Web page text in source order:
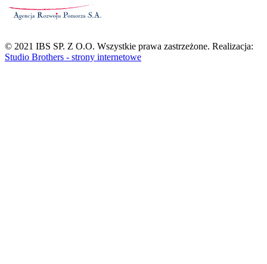
© 2021 IBS SP. Z O.O. Wszystkie prawa zastrzeżone. Realizacja:
Studio Brothers - strony internetowe